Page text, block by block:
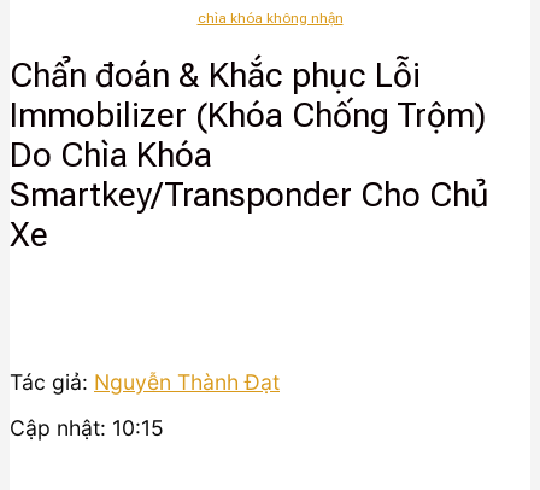
chìa khóa không nhận
Chẩn đoán & Khắc phục Lỗi
Immobilizer (Khóa Chống Trộm)
Do Chìa Khóa
Smartkey/Transponder Cho Chủ
Xe
Tác giả: Nguyễn Thành Đạt
Cập nhật: 10:15